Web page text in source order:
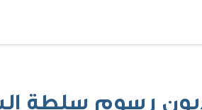
رسوم سلطة البث